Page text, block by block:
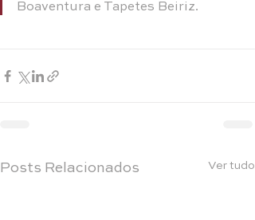
Boaventura e Tapetes Beiriz.
Posts Relacionados Ver tudo